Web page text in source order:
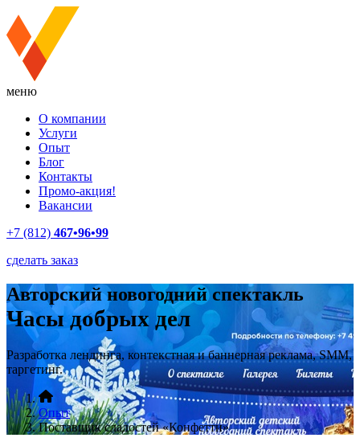
меню
О компании
Услуги
Опыт
Блог
Контакты
Промо-акция!
Вакансии
+7 (812) 467•96•99
сделать заказ
Авторский новогодний спектакль
Часы добрых дел
Разработка лендинга, контекстная и баннерная реклама, SMM,
таргетинг.
Опыт
Поставщик сладостей «Конфетти»